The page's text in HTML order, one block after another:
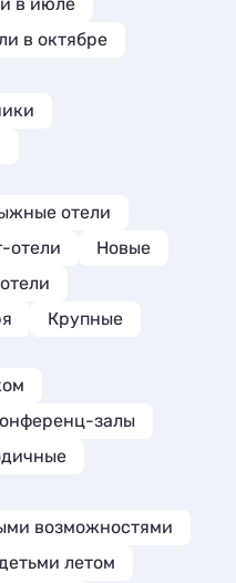
в октябре
отели
отели
Новые
Крупные
залы
возможностями
летом